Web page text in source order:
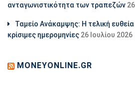
ανταγωνιστικότητα των τραπεζών
Ταμείο Ανάκαμψης: Η τελική
κρίσιμες ημερομηνίες 26 Ιουλίου 2026
MONEYONLINE.GR